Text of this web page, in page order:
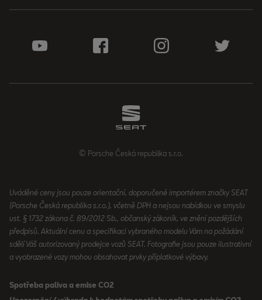
© Porsche Česká republika s.r.o.
Uváděné ceny jsou pouze orientační, doporučené importérem značky SEAT
(Porsche Česká republika s.r.o.), včetně DPH a nejsou nabídkou ve smyslu
ust. § 1732 zákona č. 89/2012 Sb., občanský zákoník, ve znění pozdějších
předpisů. Aktuální cenu a specifikaci vybraného modelu Vám na požádání
sdělí Váš autorizovaný prodejce vozů SEAT. Fotografie jsou pouze ilustrativní
a vyobrazené vozy mohou obsahovat prvky příplatkové výbavy.
Spotřeba paliva a emise CO2